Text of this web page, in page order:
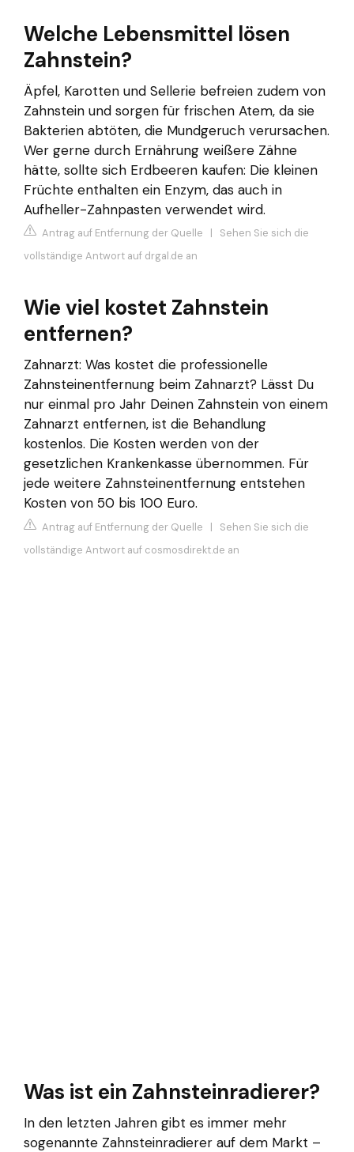
Welche Lebensmittel lösen
Zahnstein?
Äpfel, Karotten und Sellerie befreien zudem von
Zahnstein und sorgen für frischen Atem, da sie
Bakterien abtöten, die Mundgeruch verursachen.
Wer gerne durch Ernährung weißere Zähne
hätte, sollte sich Erdbeeren kaufen: Die kleinen
Früchte enthalten ein Enzym, das auch in
Aufheller-Zahnpasten verwendet wird.
Antrag auf Entfernung der Quelle | Sehen Sie sich die
vollständige Antwort auf drgal.de an
Wie viel kostet Zahnstein
entfernen?
Zahnarzt: Was kostet die professionelle
Zahnsteinentfernung beim Zahnarzt? Lässt Du
nur einmal pro Jahr Deinen Zahnstein von einem
Zahnarzt entfernen, ist die Behandlung
kostenlos. Die Kosten werden von der
gesetzlichen Krankenkasse übernommen. Für
jede weitere Zahnsteinentfernung entstehen
Kosten von 50 bis 100 Euro.
Antrag auf Entfernung der Quelle | Sehen Sie sich die
vollständige Antwort auf cosmosdirekt.de an
Was ist ein Zahnsteinradierer?
In den letzten Jahren gibt es immer mehr
sogenannte Zahnsteinradierer auf dem Markt –